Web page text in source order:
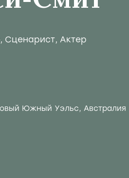
, Сценарист, Актер
Южный Уэльс, Австралия